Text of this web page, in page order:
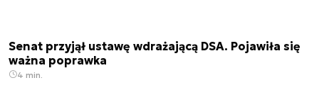
Senat przyjął ustawę wdrażającą DSA. Pojawiła się
ważna poprawka
4 min.